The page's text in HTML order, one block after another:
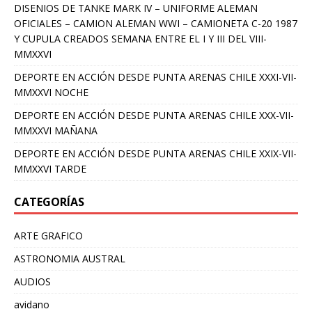
DISENIOS DE TANKE MARK IV – UNIFORME ALEMAN
OFICIALES – CAMION ALEMAN WWI – CAMIONETA C-20 1987
Y CUPULA CREADOS SEMANA ENTRE EL I Y III DEL VIII-
MMXXVI
DEPORTE EN ACCIÓN DESDE PUNTA ARENAS CHILE XXXI-VII-
MMXXVI NOCHE
DEPORTE EN ACCIÓN DESDE PUNTA ARENAS CHILE XXX-VII-
MMXXVI MAÑANA
DEPORTE EN ACCIÓN DESDE PUNTA ARENAS CHILE XXIX-VII-
MMXXVI TARDE
CATEGORÍAS
ARTE GRAFICO
ASTRONOMIA AUSTRAL
AUDIOS
avidano